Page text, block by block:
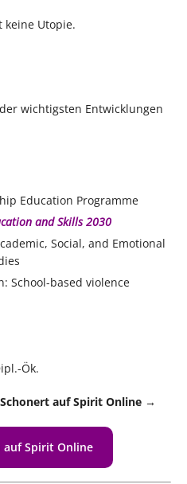
keine Utopie.
wichtigsten Entwicklungen
Education Programme
and Skills 2030
Social, and Emotional
School-based violence
Ök.
auf Spirit Online →
auf Spirit Online